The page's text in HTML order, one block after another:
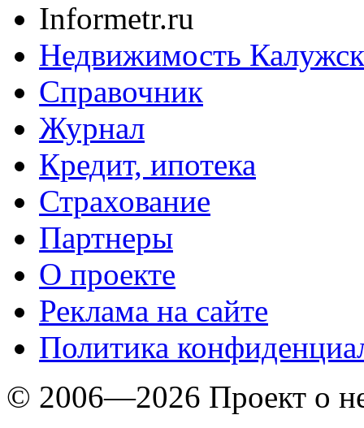
Informetr.ru
Недвижимость
Справочник
Журнал
Кредит, ипотека
Страхование
Партнеры
O проекте
Реклама на сайте
Политика
© 2006—2026 Проект о